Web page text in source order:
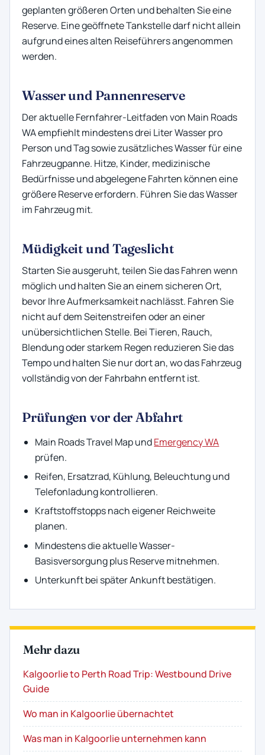
geplanten größeren Orten und behalten Sie eine
Reserve. Eine geöffnete Tankstelle darf nicht allein
aufgrund eines alten Reiseführers angenommen
werden.
Wasser und Pannenreserve
Der aktuelle Fernfahrer-Leitfaden von Main Roads
WA empfiehlt mindestens drei Liter Wasser pro
Person und Tag sowie zusätzliches Wasser für eine
Fahrzeugpanne. Hitze, Kinder, medizinische
Bedürfnisse und abgelegene Fahrten können eine
größere Reserve erfordern. Führen Sie das Wasser
im Fahrzeug mit.
Müdigkeit und Tageslicht
Starten Sie ausgeruht, teilen Sie das Fahren wenn
möglich und halten Sie an einem sicheren Ort,
bevor Ihre Aufmerksamkeit nachlässt. Fahren Sie
nicht auf dem Seitenstreifen oder an einer
unübersichtlichen Stelle. Bei Tieren, Rauch,
Blendung oder starkem Regen reduzieren Sie das
Tempo und halten Sie nur dort an, wo das Fahrzeug
vollständig von der Fahrbahn entfernt ist.
Prüfungen vor der Abfahrt
Main Roads Travel Map undEmergency WA
prüfen.
Reifen, Ersatzrad, Kühlung, Beleuchtung und
Telefonladung kontrollieren.
Kraftstoffstopps nach eigener Reichweite
planen.
Mindestens die aktuelle Wasser-
Basisversorgung plus Reserve mitnehmen.
Unterkunft bei später Ankunft bestätigen.
Mehr dazu
Kalgoorlie to Perth Road Trip: Westbound Drive
Guide
Wo man in Kalgoorlie übernachtet
Was man in Kalgoorlie unternehmen kann